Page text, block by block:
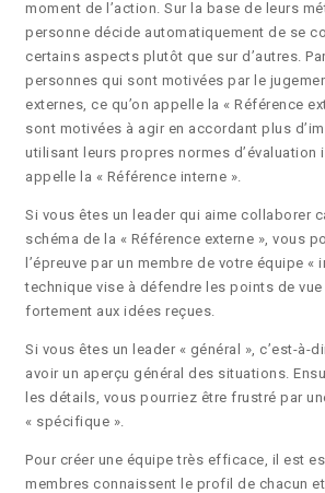
moment de l’action. Sur la base de leurs
personne décide automatiquement de se
certains aspects plutôt que sur d’autres.
personnes qui sont motivées par le
externes, ce qu’on appelle la « Référence
sont motivées à agir en accordant plus
utilisant leurs propres normes d’évaluation
appelle la « Référence interne ».
Si vous êtes un leader qui aime collaborer
schéma de la « Référence externe », vous
l’épreuve par un membre de votre équipe «
technique vise à défendre les points de
fortement aux idées reçues.
Si vous êtes un leader « général », c’est-à-
avoir un aperçu général des situations.
les détails, vous pourriez être frustré par
« spécifique ».
Pour créer une équipe très efficace, il est
membres connaissent le profil de chacun